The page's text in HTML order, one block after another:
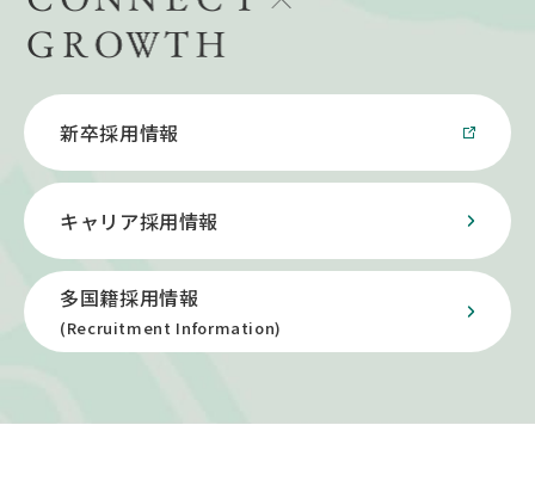
新卒採用情報
キャリア採用情報
多国籍採用情報
(Recruitment Information)